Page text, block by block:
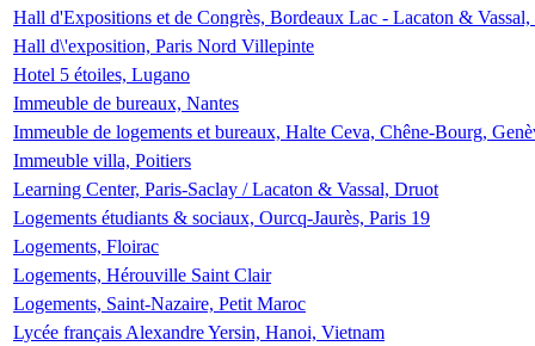
Hall d'Expositions et de Congrès, Bordeaux Lac - Lacaton &
Hall d\'exposition, Paris Nord Villepinte
Hotel 5 étoiles, Lugano
Immeuble de bureaux, Nantes
Immeuble de logements et bureaux, Halte Ceva, Chêne-Bourg,
Immeuble villa, Poitiers
Learning Center, Paris-Saclay / Lacaton & Vassal, Druot
Logements étudiants & sociaux, Ourcq-Jaurès, Paris 19
Logements, Floirac
Logements, Hérouville Saint Clair
Logements, Saint-Nazaire, Petit Maroc
Lycée français Alexandre Yersin, Hanoi, Vietnam